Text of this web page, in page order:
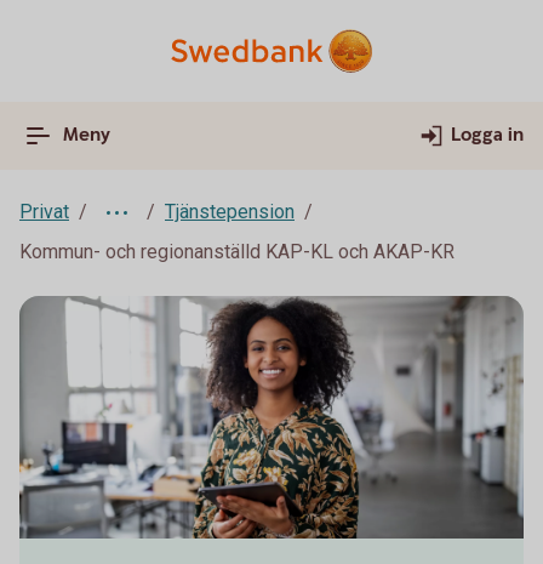
Meny Logga in
Privat
Tjänstepension
Kommun- och regionanställd KAP-KL och AKAP-KR